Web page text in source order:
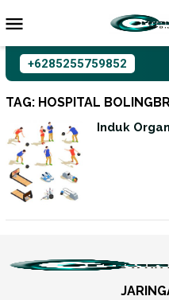
ke
+6285255759852
TAG: HOSPITAL
Induk